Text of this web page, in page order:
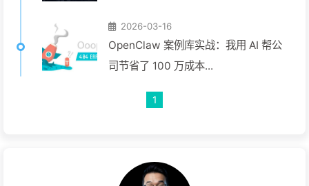
2026-03-16
OpenClaw 案例库实战：我用 AI 帮公
司节省了 100 万成本...
1